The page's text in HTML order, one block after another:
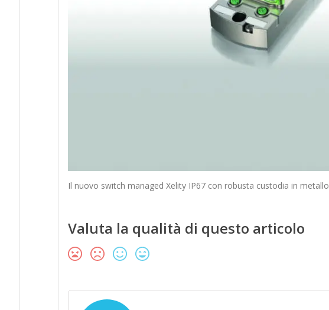
Il nuovo switch managed Xelity IP67 con robusta custodia in metallo
Valuta la qualità di questo articolo